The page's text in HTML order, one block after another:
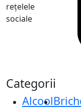
rețelele
sociale
Categorii
Alcool